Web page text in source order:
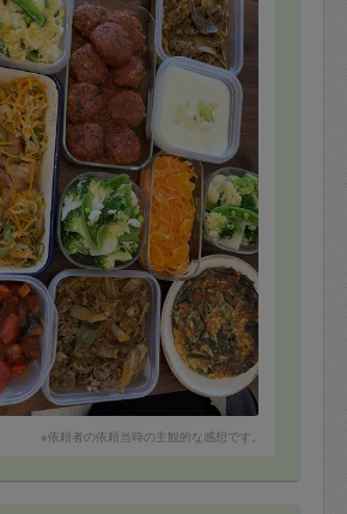
するのは初めてでしたが、気さくで明
雰囲気でこちらも安心できました。
いです。
※依頼者の依頼当時の主観的な感想です。